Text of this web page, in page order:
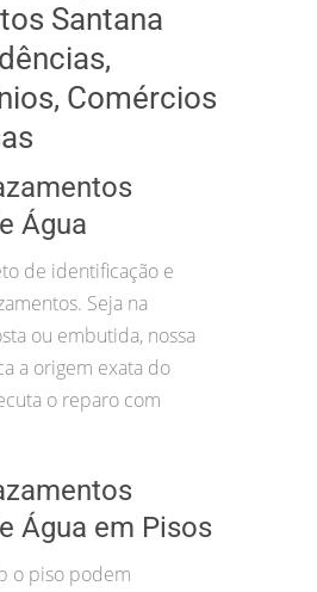
Santana
Comércios
Água
de identificação e
Seja na
ou embutida, nossa
a origem exata do
o reparo com
Água em Pisos
o piso podem